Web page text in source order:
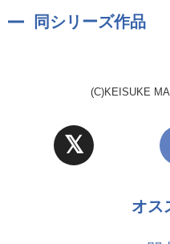
同シリーズ作品
(C)KEISUKE
オス